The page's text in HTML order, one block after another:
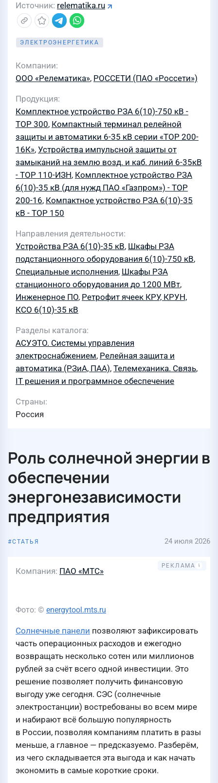
Источник relematika.ru
ЭЛЕКТРОЭНЕРГЕТИКА
Компании
ООО «Релематика», РОССЕТИ (ПАО «Россети»)
Продукция
Комплектное устройство РЗА 6(10)-750 кВ -
ТОР 300, Компактный терминал релейной
защиты и автоматики 6-35 кВ серии «ТОР 200-
16К», Устройства импульсной защиты от
замыканий на землю возд. и каб. линий 6-35кВ
- ТОР 110-ИЗН, Комплектное устройство РЗА
6(10)-35 кВ (для нужд ПАО «Газпром») - ТОР
200-16, Компактное устройство РЗА 6(10)-35
кВ - ТОР 150
Направления деятельности
Устройства РЗА 6(10)-35 кВ, Шкафы РЗА
подстанционного оборудования 6(10)-750 кВ,
Специальные исполнения, Шкафы РЗА
станционного оборудования до 1200 МВт,
Инженерное ПО, Ретрофит ячеек КРУ, КРУН,
КСО 6(10)-35 кВ
Разделы каталога
АСУЭТО. Системы управления
электроснабжением, Релейная защита и
автоматика (РЗиА, ПАА), Телемеханика. Связь,
IT решения и программное обеспечение
Страны
Россия
Роль солнечной энергии в
обеспечении
энергонезависимости
предприятия
СТАТЬЯ 24 июля 2026
Компания ПАО «МТС»
Фото: © energytool.mts.ru
Солнечные панели позволяют зафиксировать
часть операционных расходов и ежегодно
возвращать несколько сотен или миллионов
рублей за счёт всего одной инвестиции. Это
решение позволяет получить финансовую
выгоду уже сегодня. СЭС (солнечные
электростанции) востребованы во всем мире
и набирают всё большую популярность
в России, позволяя компаниям платить в разы
меньше, а главное — предсказуемо. Разберём,
из чего складывается эта выгода и как начать
экономить в самые короткие сроки.